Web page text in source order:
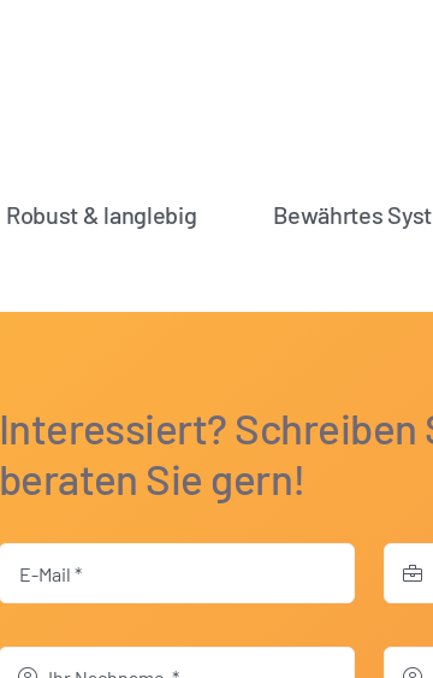
Robust & langlebig Bewährtes
Interessiert? Schreiben
beraten Sie gern!